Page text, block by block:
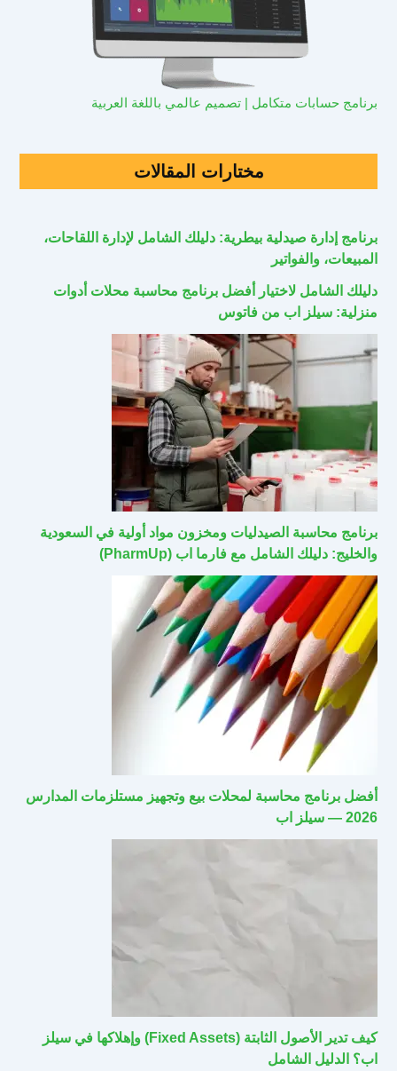
برنامج حسابات متكامل | تصميم عالمي باللغة العربية
مختارات المقالات
برنامج إدارة صيدلية بيطرية: دليلك الشامل لإدارة اللقاحات،
المبيعات، والفواتير
دليلك الشامل لاختيار أفضل برنامج محاسبة محلات أدوات
منزلية: سيلز اب من فاتوس
برنامج محاسبة الصيدليات ومخزون مواد أولية في السعودية
والخليج: دليلك الشامل مع فارما اب (PharmUp)
أفضل برنامج محاسبة لمحلات بيع وتجهيز مستلزمات المدارس
2026 — سيلز اب
كيف تدير الأصول الثابتة (Fixed Assets) وإهلاكها في سيلز
اب؟ الدليل الشامل